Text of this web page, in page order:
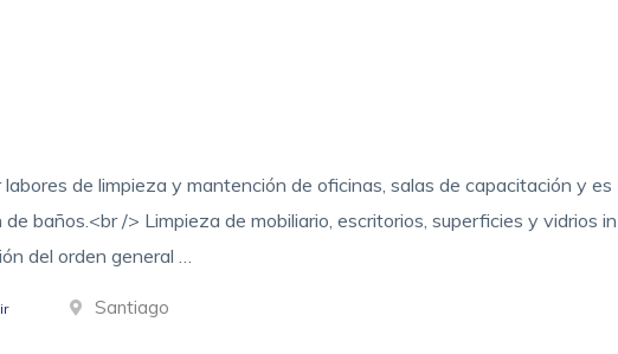
de limpieza y mantención de oficinas, salas de capacitación y es
baños.<br /> Limpieza de mobiliario, escritorios, superficies y vidrios in
del orden general …
Santiago